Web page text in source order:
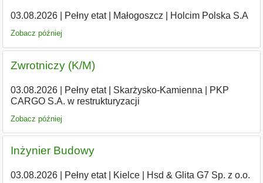
03.08.2026| Pełny etat| Małogoszcz Holcim Polska S.A
Zobacz później
Zwrotniczy (K/M)
03.08.2026| Pełny etat| Skarżysko-Kamienna
PKP
CARGO S.A. w restrukturyzacji
Zobacz później
Inżynier Budowy
03.08.2026| Pełny etat| Kielce| Hsd & Glita G7 Sp. z o.o.